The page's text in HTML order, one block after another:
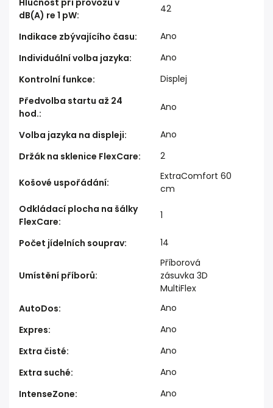
Hlučnost při provozu v
dB(A) re 1 pW:
42
Indikace zbývajícího času:
Ano
Individuální volba jazyka:
Ano
Kontrolní funkce:
Displej
Předvolba startu až 24
hod.:
Ano
Volba jazyka na displeji:
Ano
Držák na sklenice FlexCare: 2
Košové uspořádání:
ExtraComfort 60
cm
Odkládací plocha na šálky
FlexCare:
1
Počet jídelních souprav: 14
Umístění příborů:
Příborová
zásuvka 3D
MultiFlex
AutoDos:
Ano
Expres:
Ano
Extra čisté:
Ano
Extra suché:
Ano
IntenseZone:
Ano